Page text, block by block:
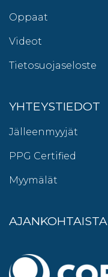
Oppaat
Videot
Tietosuojaseloste
YHTEYSTIEDOT
Jälleenmyyjät
PPG Certified
Myymälät
AJANKOHTAISTA